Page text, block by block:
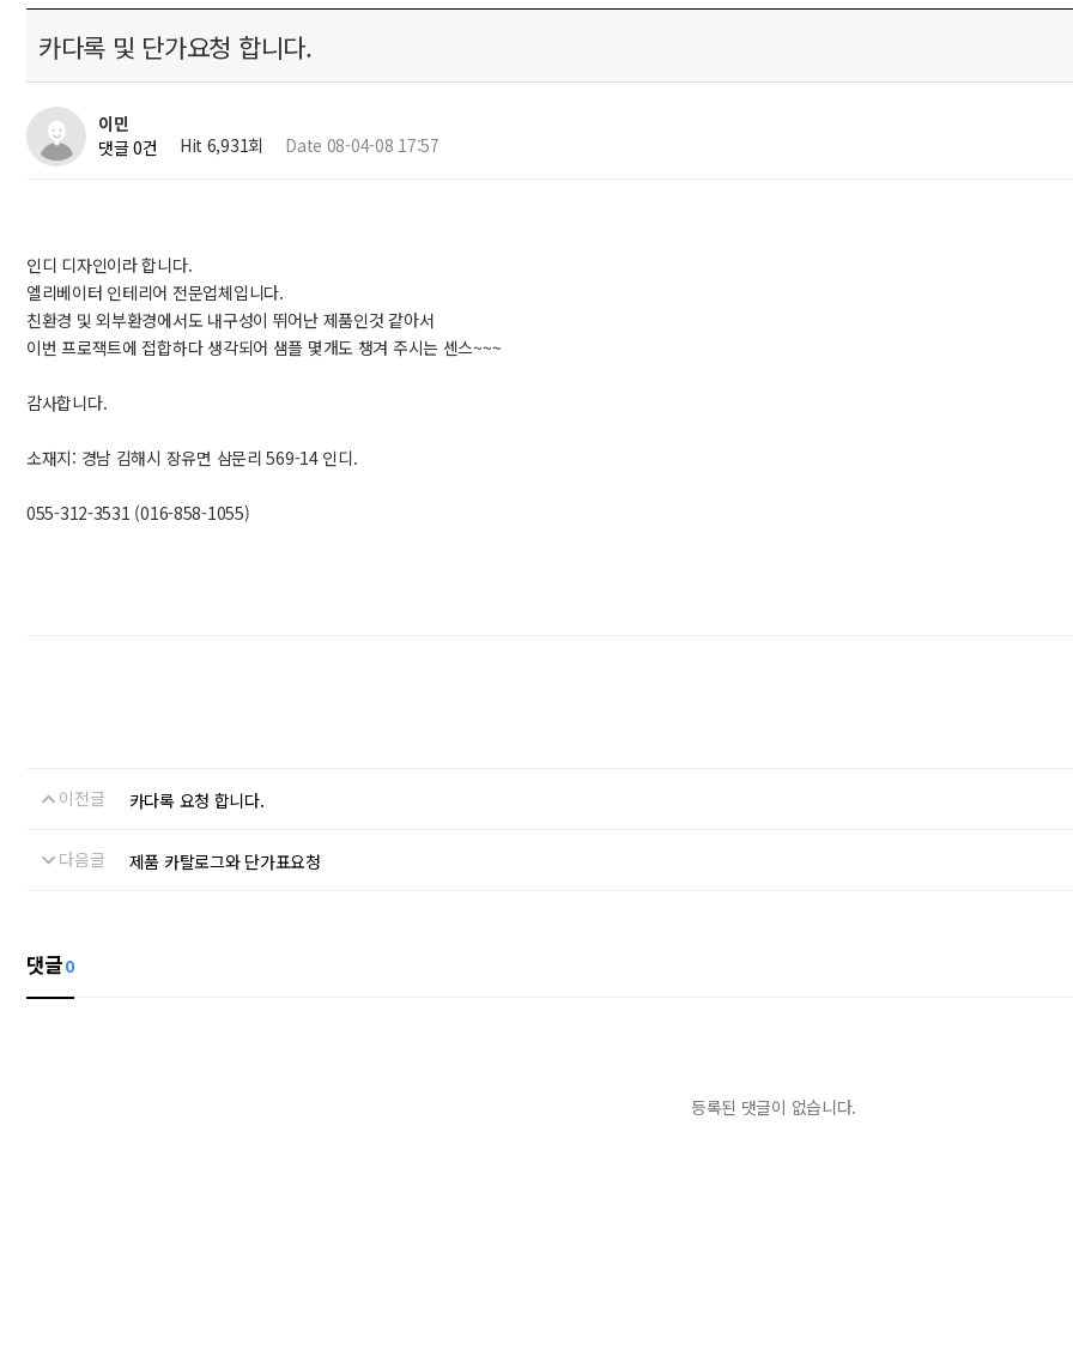
카다록 및 단가요청 합니다.
이민
댓글 0건
Hit 6,931회 Date 08-04-08 17:57
인디 디자인이라 합니다.
엘리베이터 인테리어 전문업체입니다.
친환경 및 외부환경에서도 내구성이 뛰어난 제품인것 같아서
이번 프로잭트에 접합하다 생각되어 샘플 몇개도 챙겨 주시는 센스~~~
감사합니다.
소재지: 경남 김해시 장유면 삼문리 569-14 인디.
055-312-3531 (016-858-1055)
이전글 카다록 요청 합니다.
다음글 제품 카탈로그와 단가표요청
댓글0
등록된 댓글이 없습니다.